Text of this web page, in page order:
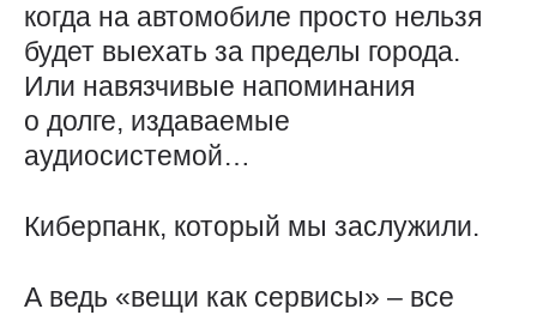
когда на автомобиле просто нельзя
будет выехать за пределы города.
Или навязчивые напоминания
о долге, издаваемые
аудиосистемой…
Киберпанк, который мы заслужили.
А ведь «вещи как сервисы» – все